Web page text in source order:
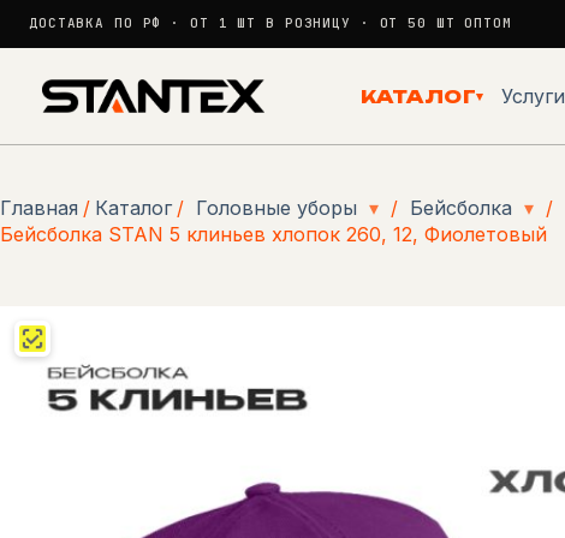
ДОСТАВКА ПО РФ · ОТ 1 ШТ В РОЗНИЦУ · ОТ 50 ШТ ОПТОМ
КАТАЛОГ▾ Услуги
Главная / Каталог / Головные уборы ▾ / Бейсболка ▾ /
Бейсболка STAN 5 клиньев хлопок 260, 12, Фиолетовый